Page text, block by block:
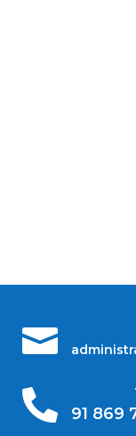


91 869